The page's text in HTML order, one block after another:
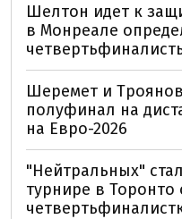
Шелтон идет к
в Монреале
Шеремет и
полуфинал на
на Евро-2026
"Нейтральных"
турнире в Торонто